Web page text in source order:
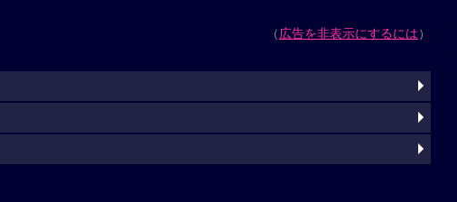
（広告を非表示にするには）